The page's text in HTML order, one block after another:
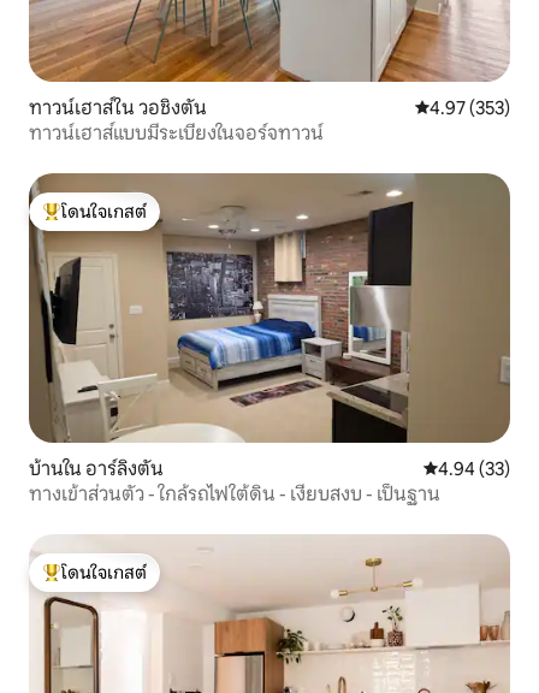
ทาวน์เฮาส์ใน วอชิงตัน คะแนนเฉลี่ย
4.97 (353)
ทาวน์เฮาส์แบบมีระเบียงในจอร์จทาวน์
โดนใจเกสต์ที่สุด
โดนใจเกสต์
บ้านใน อาร์ลิงตัน คะแนนเฉลี่ย
4.94 (33)
ทางเข้าส่วนตัว - ใกล้รถไฟใต้ดิน - เงียบสงบ - เป็นฐาน
โดนใจเกสต์ที่สุด
โดนใจเกสต์